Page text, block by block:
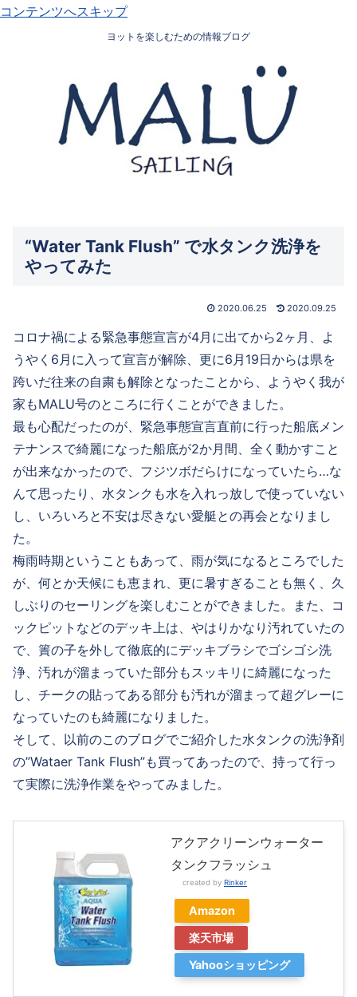
コンテンツへスキップ
ヨットを楽しむための情報ブログ
“Water Tank Flush” で水タンク洗浄を
やってみた
2020.06.25 2020.09.25
コロナ禍による緊急事態宣言が4月に出てから2ヶ月、よ
うやく6月に入って宣言が解除、更に6月19日からは県を
跨いだ往来の自粛も解除となったことから、ようやく我が
家もMALU号のところに行くことができました。
最も心配だったのが、緊急事態宣言直前に行った船底メン
テナンスで綺麗になった船底が2か月間、全く動かすこと
が出来なかったので、フジツボだらけになっていたら…な
んて思ったり、水タンクも水を入れっ放しで使っていない
し、いろいろと不安は尽きない愛艇との再会となりまし
た。
梅雨時期ということもあって、雨が気になるところでした
が、何とか天候にも恵まれ、更に暑すぎることも無く、久
しぶりのセーリングを楽しむことができました。また、コ
ックピットなどのデッキ上は、やはりかなり汚れていたの
で、簀の子を外して徹底的にデッキブラシでゴシゴシ洗
浄、汚れが溜まっていた部分もスッキリに綺麗になった
し、チークの貼ってある部分も汚れが溜まって超グレーに
なっていたのも綺麗になりました。
そして、以前のこのブログでご紹介した水タンクの洗浄剤
の”Wataer Tank Flush”も買ってあったので、持って行っ
て実際に洗浄作業をやってみました。
アクアクリーンウォーター
タンクフラッシュ
created by Rinker
Amazon
楽天市場
Yahooショッピング